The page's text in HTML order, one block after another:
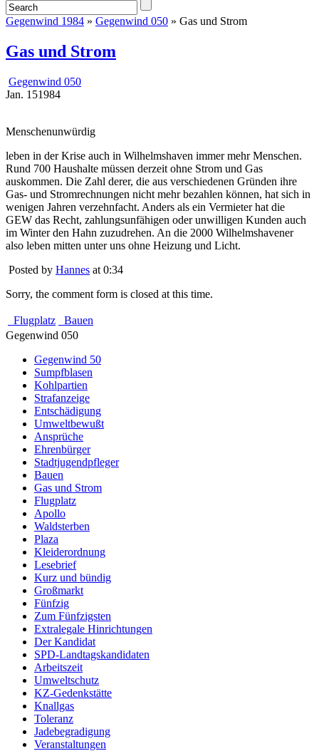
Gegenwind 1984 » Gegenwind 050 » Gas und Strom
Gas und Strom
Gegenwind 050
Jan. 151984
Menschenunwürdig
leben in der Krise auch in Wilhelmshaven immer mehr Menschen.
Rund 700 Haushalte müssen derzeit ohne Strom und Gas
auskommen. Die Zahl derer, die aus verschiedenen Gründen ihre
Gas- und Stromrechnungen nicht mehr bezahlen können, hat sich in
wenigen Jahren verzehnfacht. Anders als ein Vermieter hat die
GEW das Recht, zahlungsunfähigen oder unwilligen Kunden auch
im Winter den Hahn zuzudrehen. An die 2000 Wilhelmshavener
also leben mitten unter uns ohne Heizung und Licht.
Posted by Hannes at 0:34
Sorry, the comment form is closed at this time.
Flugplatz
Bauen
Gegenwind 050
Gegenwind 50
Sumpfblasen
Kohlpartien
Strafanzeige
Entschädigung
Umweltbewußt
Ansprüche
Ehrenbürger
Stadtjugendpfleger
Bauen
Gas und Strom
Flugplatz
Apollo
Waldsterben
Plaza
Kleiderordnung
Lesebrief
Kurz und bündig
Großmarkt
Fünfzig
Zum Fünfzigsten
Extralegale Hinrichtungen
Der Kandidat
SPD-Landtagskandidaten
Arbeitszeit
Umweltschutz
KZ-Gedenkstätte
Knallgas
Toleranz
Jadebegradigung
Veranstaltungen